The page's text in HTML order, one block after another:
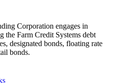
Corporation engages in
the Farm Credit Systems debt
designated bonds, floating rate
bonds.